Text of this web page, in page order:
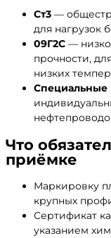
Ст3 —
для нагрузок
09Г2С —
прочности,
низких
Специальные
Что
приёмке
Маркировку
крупных
Сертификат
указанием